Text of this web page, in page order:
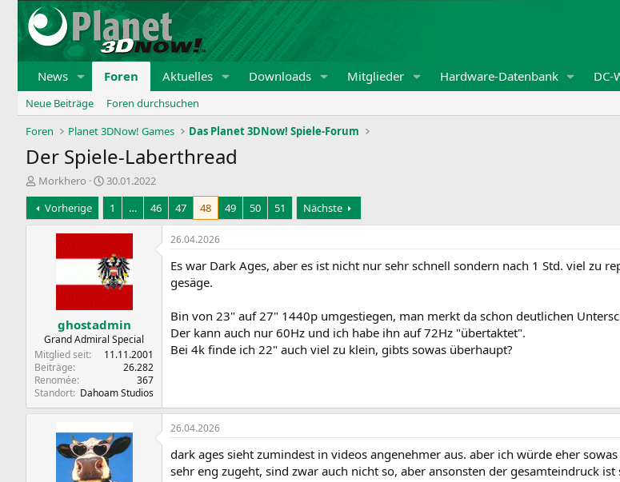
News Foren Aktuelles Downloads Mitglieder Hardware-Datenbank DC-
Neue Beiträge
Foren durchsuchen
Foren
Planet 3DNow! Games Das Planet 3DNow! Spiele-Forum
Der Spiele-Laberthread
E
r
s
t
Morkhero
E
r
t
e
l
l
t
a
m
30.01.2022
Vorherige
1 … 46 47 48 49 50 51 Nächste
ghostadmin
Grand Admiral Special
Mitglied seit
11.11.2001
Beiträge
26.282
Renomée
367
Standort Dahoam Studios
26.04.2026
Es war Dark Ages, aber es ist nicht nur sehr schnell sondern nach 1 Std. viel zu
gesäge.
Bin von 23" auf 27" 1440p umgestiegen, man merkt da schon deutlichen
Der kann auch nur 60Hz und ich habe ihn auf 72Hz "übertaktet".
Bei 4k finde ich 22" auch viel zu klein, gibts sowas überhaupt?
26.04.2026
dark ages sieht zumindest in videos angenehmer aus. aber ich würde eher
sehr eng zugeht, sind zwar auch nicht so, aber ansonsten der gesamteindruck